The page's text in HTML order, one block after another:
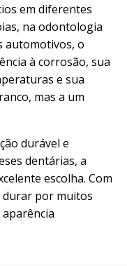
em diferentes
na odontologia
automotivos, o
à corrosão, sua
e sua
mas a um
durável e
dentárias, a
escolha. Com
durar por muitos